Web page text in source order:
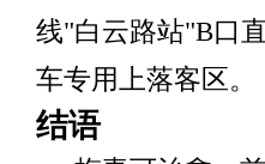
线"白云路站"B口
车专用上落客区。
结语